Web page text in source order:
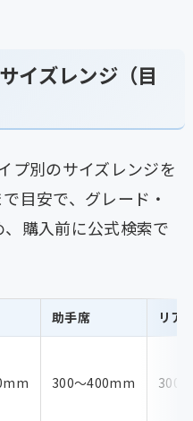
イズレンジ（目
プ別のサイズレンジを
目安で、グレード・
購入前に公式検索で
助手席 リア
300〜400mm 300